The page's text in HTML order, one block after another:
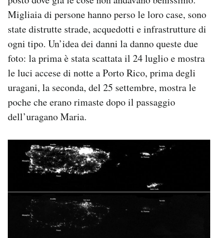
Migliaia di persone hanno perso le loro case, sono
state distrutte strade, acquedotti e infrastrutture di
ogni tipo. Un’idea dei danni la danno queste due
foto: la prima è stata scattata il 24 luglio e mostra
le luci accese di notte a Porto Rico, prima degli
uragani, la seconda, del 25 settembre, mostra le
poche che erano rimaste dopo il passaggio
dell’uragano Maria.